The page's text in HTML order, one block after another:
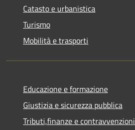
Catasto e urbanistica
Turismo
Mobilità e trasporti
Educazione e formazione
Giustizia e sicurezza pubblica
Tributi,finanze e contravvenzioni